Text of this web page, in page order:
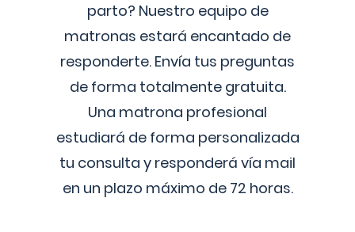
parto? Nuestro equipo de
matronas estará encantado de
responderte. Envía tus preguntas
de forma totalmente gratuita.
Una matrona profesional
estudiará de forma personalizada
tu consulta y responderá vía mail
en un plazo máximo de 72 horas.